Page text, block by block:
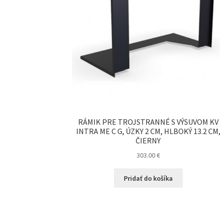
RÁMIK PRE TROJSTRANNÉ S VÝSUVOM KV
INTRA ME C G, ÚZKY 2 CM, HLBOKÝ 13.2 CM,
ČIERNY
303.00€
Pridať do košíka